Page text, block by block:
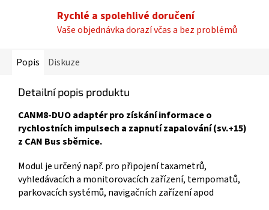
Rychlé a spolehlivé doručení
Vaše objednávka dorazí včas a bez problémů
Popis Diskuze
Detailní popis produktu
CANM8-DUO adaptér pro získání informace o
rychlostních impulsech a zapnutí zapalování (sv.+15)
z CAN Bus sběrnice.
Modul je určený např. pro připojení taxametrů,
vyhledávacích a monitorovacích zařízení, tempomatů,
parkovacích systémů, navigačních zařízení apod